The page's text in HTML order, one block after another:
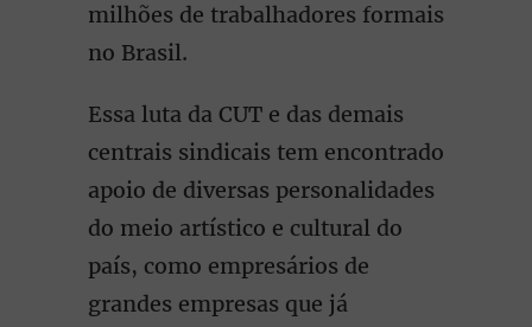
milhões de trabalhadores formais
no Brasil.
Essa luta da CUT e das demais
centrais sindicais tem encontrado
apoio de diversas personalidades
do meio artístico e cultural do
país, como empresários de
grandes empresas que já